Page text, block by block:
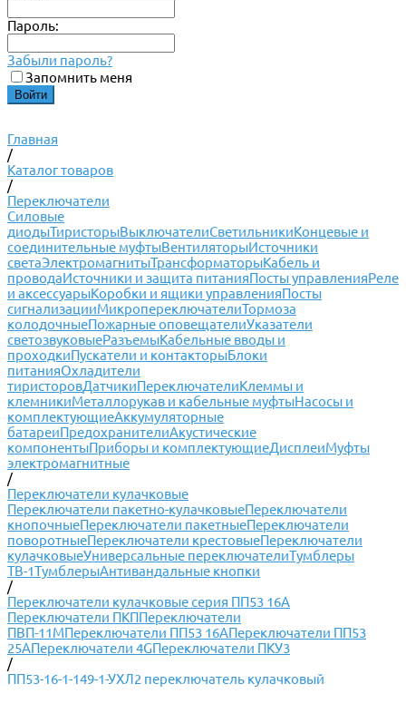
Пароль:
Забыли пароль?
Запомнить меня
Главная
/
Каталог товаров
/
Переключатели
Силовые
диодыТиристорыВыключателиСветильникиКонцевые и
соединительные муфтыВентиляторыИсточники
светаЭлектромагнитыТрансформаторыКабель и
проводаИсточники и защита питанияПосты управленияРеле
и аксессуарыКоробки и ящики управленияПосты
сигнализацииМикропереключателиТормоза
колодочныеПожарные оповещателиУказатели
светозвуковыеРазъемыКабельные вводы и
проходкиПускатели и контакторыБлоки
питанияОхладители
тиристоровДатчикиПереключателиКлеммы и
клемникиМеталлорукав и кабельные муфтыНасосы и
комплектующиеАккумуляторные
батареиПредохранителиАкустические
компонентыПриборы и комплектующиеДисплеиМуфты
электромагнитные
/
Переключатели кулачковые
Переключатели пакетно-кулачковыеПереключатели
кнопочныеПереключатели пакетныеПереключатели
поворотныеПереключатели крестовыеПереключатели
кулачковыеУниверсальные переключателиТумблеры
ТВ-1ТумблерыАнтивандальные кнопки
/
Переключатели кулачковые серия ПП53 16А
Переключатели ПКППереключатели
ПВП-11МПереключатели ПП53 16АПереключатели ПП53
25АПереключатели 4GПереключатели ПКУ3
/
ПП53-16-1-149-1-УХЛ2 переключатель кулачковый